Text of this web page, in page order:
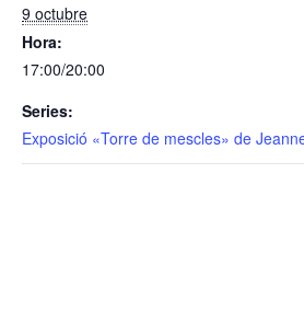
9 octubre
Hora:
17:00/20:00
Series:
Exposició «Torre de mescles» de